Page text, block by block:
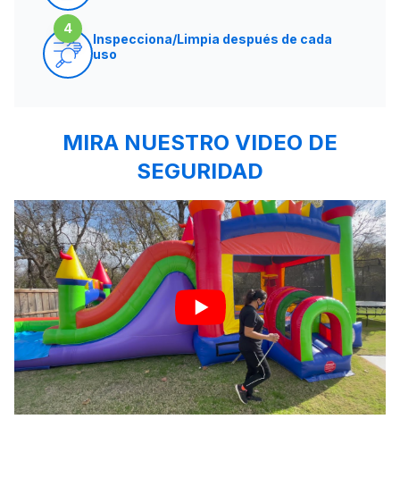
4
Inspecciona/Limpia después de cada
uso
MIRA NUESTRO VIDEO DE
SEGURIDAD